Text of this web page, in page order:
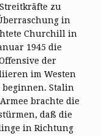
zu
in
Churchill in
1945 die
der
im Westen
Stalin
brachte die
daß die
in Richtung